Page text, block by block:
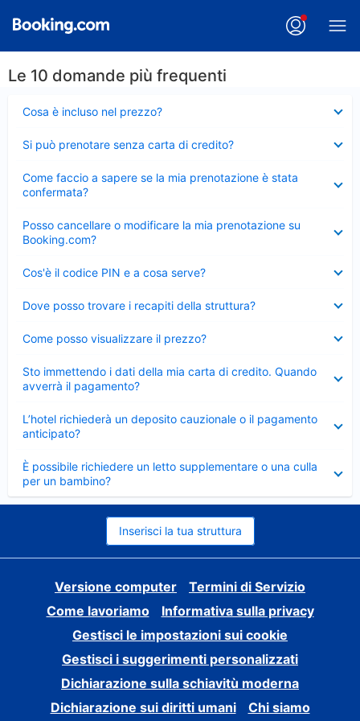
Le 10 domande più frequenti
Cosa è incluso nel prezzo?
chiuso
Si può prenotare senza carta di credito?
chiuso
Come faccio a sapere se la mia prenotazione è stata
confermata?
chiuso
Posso cancellare o modificare la mia prenotazione su
Booking.com?
chiuso
Cos'è il codice PIN e a cosa serve?
chiuso
Dove posso trovare i recapiti della struttura?
chiuso
Come posso visualizzare il prezzo?
chiuso
Sto immettendo i dati della mia carta di credito. Quando
avverrà il pagamento?
chiuso
L’hotel richiederà un deposito cauzionale o il pagamento
anticipato?
chiuso
È possibile richiedere un letto supplementare o una culla
per un bambino?
Elemento
chiuso
Inserisci la tua struttura
Versione computer
Termini di Servizio
Come lavoriamo
Informativa sulla privacy
Gestisci le impostazioni sui cookie
Gestisci i suggerimenti personalizzati
Dichiarazione sulla schiavitù moderna
Dichiarazione sui diritti umani
Chi siamo